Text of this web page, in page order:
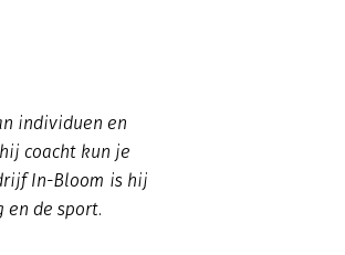
individuen en
coacht kun je
In-Bloom is hij
en de sport.